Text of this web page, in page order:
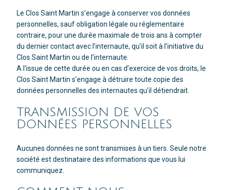
Le Clos Saint Martin s’engage à conserver vos données
personnelles, sauf obligation légale ou réglementaire
contraire, pour une durée maximale de trois ans à compter
du dernier contact avec l’internaute, qu’il soit à l’initiative du
Clos Saint Martin ou de l’internaute.
A l’issue de cette durée ou en cas d’exercice de vos droits, le
Clos Saint Martin s’engage à détruire toute copie des
données personnelles des internautes qu’il détiendrait.
TRANSMISSION DE VOS
DONNÉES PERSONNELLES
Aucunes données ne sont transmises à un tiers. Seule notre
société est destinataire des informations que vous lui
communiquez.